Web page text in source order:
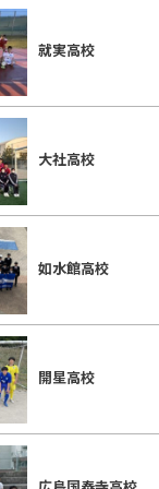
【N2 第3節】12/12 大社
就実高校
大社高校
如水館高校
開星高校